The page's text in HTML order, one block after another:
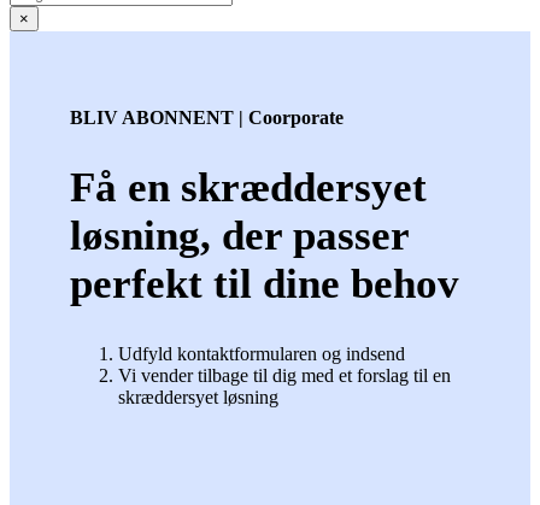
×
BLIV ABONNENT | Coorporate
Få en skræddersyet
løsning, der passer
perfekt til dine behov
Udfyld kontaktformularen og indsend
Vi vender tilbage til dig med et forslag til en
skræddersyet løsning